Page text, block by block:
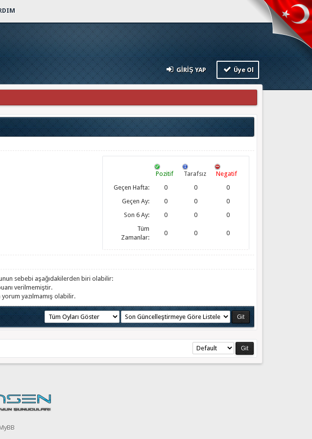
GIRIŞ YAP Üye Ol
Pozitif Tarafsız
Negatif
Geçen Hafta:
0 0
0
Geçen Ay:
0 0
0
Son 6 Ay:
0 0
0
Tüm
Zamanlar:
0 0 0
sebebi aşağıdakilerden biri olabilir:
verilmemiştir.
yorum yazılmamış olabilir.